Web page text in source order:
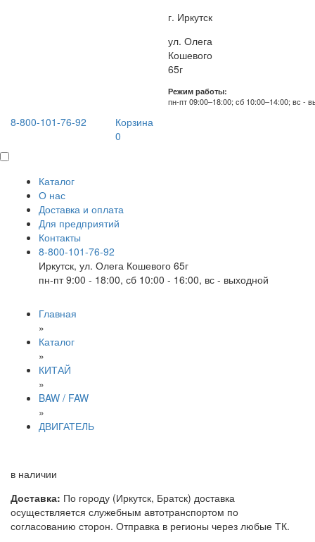
г. Иркутск
ул. Олега
Кошевого
65г
Режим работы:
пн-пт 09:00–18:00; сб 10:00–14:00; вс -
8-800-101-76-92
Корзина
0
Каталог
О нас
Доставка и оплата
Для предприятий
Контакты
8-800-101-76-92
Иркутск, ул. Олега Кошевого 65г
пн-пт 9:00 - 18:00, сб 10:00 - 16:00, вс - выходной
Главная
»
Каталог
»
КИТАЙ
»
BAW / FAW
»
ДВИГАТЕЛЬ
в наличии
Доставка: По городу (Иркутск, Братск) доставка
осуществляется служебным автотранспортом по
согласованию сторон. Отправка в регионы через любые ТК.